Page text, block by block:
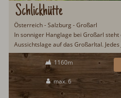
Schlickhütte
Österreich - Salzburg - Großarl
In sonniger Hanglage bei Großarl
Aussichtslage auf das Großarltal.
Winter zahlreiche Urlaubsgäste nach
erholsamen Urlaub inmitten
Die Schlickhütte ist mit einer Sauna
wird in der Schlickhütte ebenfalls
1160m
max. 6